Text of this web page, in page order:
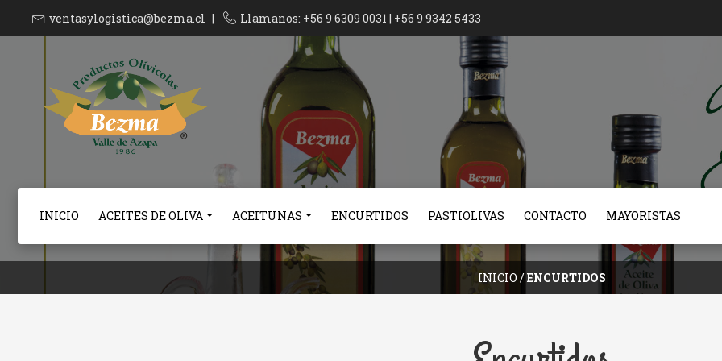
ventasylogistica@bezma.cl | Llamanos: +56 9 6309 0031 | +56 9 9342 5433
INICIO ACEITES DE OLIVA ACEITUNAS ENCURTIDOS PASTIOLIVAS CONTACTO MAYORISTAS
INICIO /ENCURTIDOS